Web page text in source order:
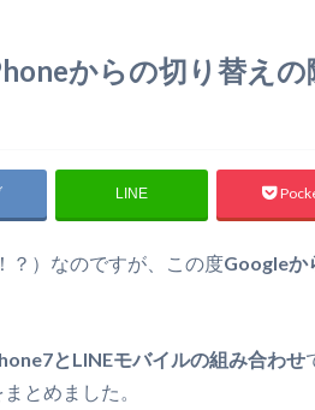
からの切り替えの
LINE
？）なのですが、この度Googleか
とLINEモバイルの組み合わせ
とめました。